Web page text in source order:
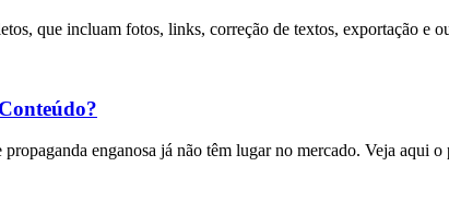
que incluam fotos, links, correção de textos, exportação e
propaganda enganosa já não têm lugar no mercado. Veja